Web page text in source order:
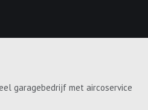
garagebedrijf met aircoservice